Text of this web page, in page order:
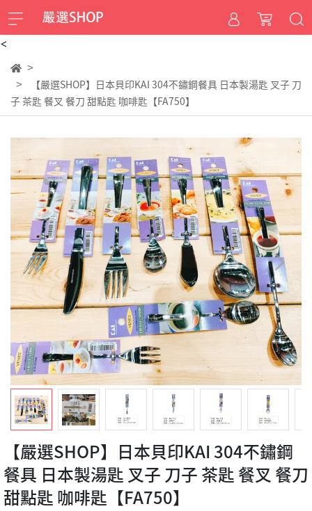
<
【嚴選SHOP】日本貝印KAI 304不鏽鋼餐具 日本製湯匙 叉子 刀
子 茶匙 餐叉 餐刀 甜點匙 咖啡匙【FA750】
【嚴選SHOP】日本貝印KAI 304不鏽鋼
餐具 日本製湯匙 叉子 刀子 茶匙 餐叉 餐刀
甜點匙 咖啡匙【FA750】